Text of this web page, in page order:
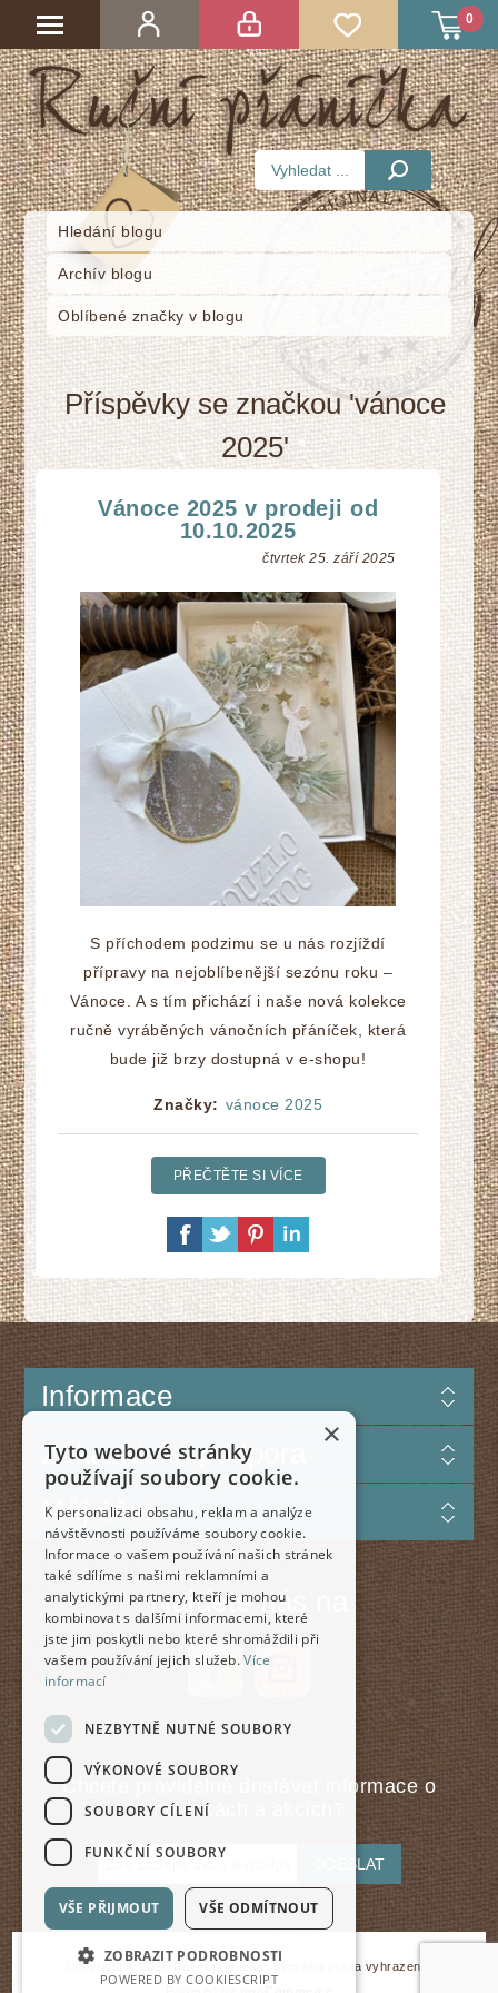
0
Hledání blogu
Archív blogu
Oblíbené značky v blogu
Příspěvky se značkou 'vánoce
2025'
Vánoce 2025 v prodeji od
10.10.2025
čtvrtek 25. září 2025
S příchodem podzimu se u nás rozjíždí
přípravy na nejoblíbenější sezónu roku –
Vánoce. A s tím přichází i naše nová kolekce
ručně vyráběných vánočních přáníček, která
bude již brzy dostupná v e-shopu!
Značky: vánoce 2025
PŘEČTĚTE SI VÍCE
Informace
Zákaznická podpora
Můj účet
Najdete nás na
Chcete pravidelně dostávat informace o
novinkách a akcích?
ODESLAT
Copyright © 2026 Ruční přáníčka. Všechna práva vyhrazena.
×
Tyto webové stránky
používají soubory cookie.
K personalizaci obsahu, reklam a analýze
návštěvnosti používáme soubory cookie.
Informace o vašem používání našich stránek
také sdílíme s našimi reklamními a
analytickými partnery, kteří je mohou
kombinovat s dalšími informacemi, které
jste jim poskytli nebo které shromáždili při
vašem používání jejich služeb.Více
informací
NEZBYTNĚ NUTNÉ SOUBORY
VÝKONOVÉ SOUBORY
SOUBORY CÍLENÍ
FUNKČNÍ SOUBORY
VŠE PŘIJMOUT VŠE ODMÍTNOUT
ZOBRAZIT PODROBNOSTI
POWERED BY COOKIESCRIPT